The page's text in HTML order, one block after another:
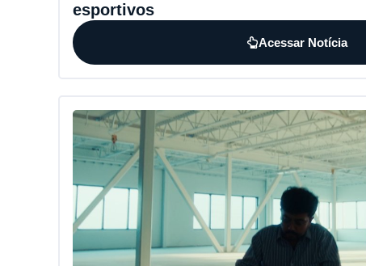
esportivos
Acessar Notícia